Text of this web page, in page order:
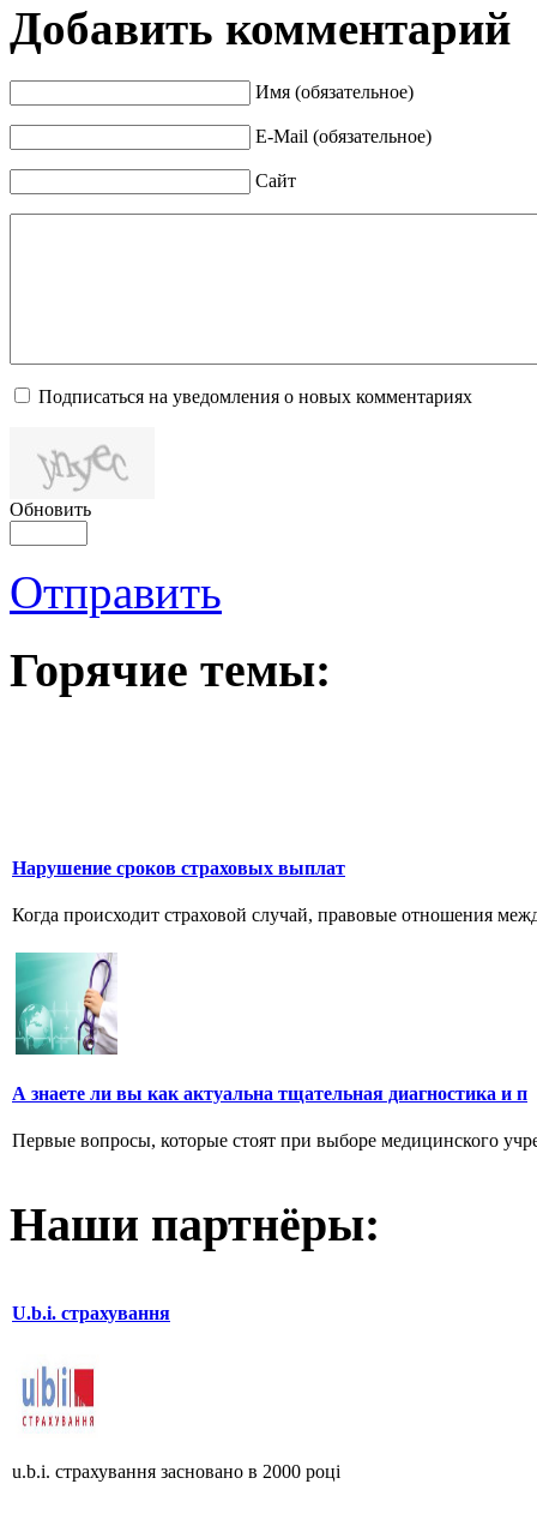
Добавить комментарий
Имя (обязательное)
E-Mail (обязательное)
Сайт
Подписаться на уведомления о новых комментариях
Обновить
Отправить
Горячие темы:
Нарушение сроков страховых выплат
Когда происходит страховой случай, правовые отношения
А знаете ли вы как актуальна тщательная диагностика и п
Первые вопросы, которые стоят при выборе медицинского
Наши партнёры:
U.b.i. страхування
u.b.i. страхування засновано в 2000 році